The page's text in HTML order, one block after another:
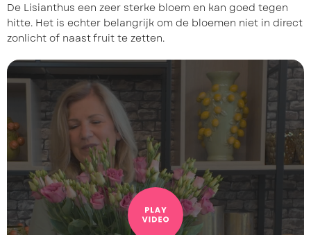
De Lisianthus een zeer sterke bloem en kan goed tegen
hitte. Het is echter belangrijk om de bloemen niet in direct
zonlicht of naast fruit te zetten.